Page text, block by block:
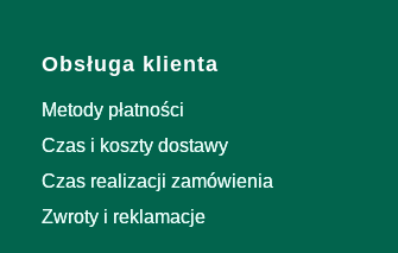
Obsługa klienta
Metody płatności
Czas i koszty dostawy
Czas realizacji zamówienia
Zwroty i reklamacje